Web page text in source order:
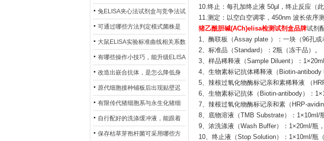
止平台效应发生？
兔ELISA夹心法试剂盒与竞争法试
剂盒，适用检测场景存在哪些差
异？
可通过哪些方法判定模式菌株是
否存在杂菌污染？
大鼠ELISA实验标准曲线相关系数
偏低，可从哪些维度开展问题排
查？
有哪些操作小技巧，能升级ELISA
的LOD与LOQ性能？
改造出嵌合抗体，是怎么降低身
体生成抗鼠抗体（HAMA）的？
原代细胞接种铺板后出现贴壁迟
缓、悬浮细胞数量偏多的现象的
主要诱因
有限传代猪细胞系与永生化猪细
胞系，二者在增殖存活周期上有
什么区别？
自行配好的洗涤缓冲液，能跟着
试剂盒原装干粉放一处储存吗？
保存枯草芽孢杆菌可采用哪些方
10.终止：每孔加终止液 50μl，终止反应（
11.测定：以空白空调零，450nm 波长依序
猪乙酰胆碱(ACh)elisa检测试剂盒品牌试剂
1、酶联板（Assay plate ）：一块（96孔或
2、标准品（Standard）：2瓶（冻干品）。
3、样品稀释液（Sample Diluent）：
4、生物素标记抗体稀释液（Biotin-antibody
5、辣根过氧化物酶标记亲和素稀释液 （
6、生物素标记抗体（Biotin-antibody）：
7、辣根过氧化物酶标记亲和素（HRP-
8、底物溶液（TMB Substrate）：1×10ml/
9、浓洗涤液（Wash Buffer）：1×20ml/瓶
10、终止液（Stop Solution）：1×10ml/瓶